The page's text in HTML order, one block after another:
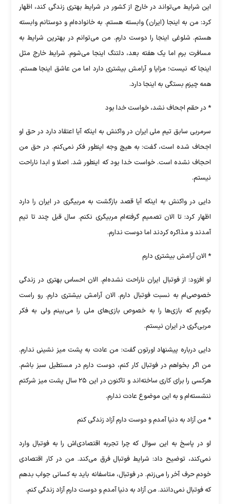
این شرایط می‌تواند در خارج از کشور در شرایط بهتری زندگی کند، اظهار
کرد: من به اینجا (ایران) وابسته هستم. به خانواده‌ام و دوستانم وابسته
هستم. شلوغی اینجا را دوست دارم. من می‌توانم در بهترین شرایط به
مسافرت برم اما یک هفته بعد، دلتنگ اینجا می‌شوم. شرایط خارج مثل
اینجا که نیست؛ مزایا و آرامش بیشتری دارد اما من عاشق اینجا هستم.
همه چیزم بستگی به اینجا دارد.
* در حقم اجحاف نشد، خواست خدا بود
سرمربی سابق تیم ملی ایران در واکنش به اینکه آیا اعتقاد دارد در حق او
اجحاف شده است، گفت: به هیچ وجه اینطور فکر نمی‌کنم. در حق من
احجاف نشده است. خواست خدا بود که اینطور شد. اصلا و ابدا ناراحت
نیستم.
دایی در واکنش به اینکه آیا قصد بازگشت به مربیگری در ایران را دارد
اظهار کرد: تا الان تصمیم گرفته‌ام مربیگری نکنم. سال قبل چند تا تیم
آمدند و مذاکره کردند اما دوست ندارم.
*‌ الان آرامش بیشتری دارم
او افزود: از فوتبال ایران ناراحت نشده‌ام. الان احساس بهتری در زندگی
خصوصی‌ام به نسبت فوتبال دارم. الان آرامش بیشتری دارم. رو راست
بگویم که بازی‌ها را به خصوص بازی‌های ملی را می‌بینم ولی به فکر
مربی‌گری در ایران نیستم.
دایی درباره پیشنهاد اورتون گفت: من عادت به پشت میز نشینی ندارم.
من اگر بخواهم در فوتبال کار کنم، دوست دارم در مستطیل سبز باشم.
هرکسی را برای کاری ساخته‌اند و تاکنون در این ۲۵ سال پشت میز شرکتم
ننشسته‌ام و به این موضوع عادت ندارم.
* من آزاد به دنیا آمدم و دوست دارم آزاد زندگی کنم
او در پاسخ به این سوال که چرا تجربه اقتصادی‌اش را به فوتبال وارد
نمی‌کند، توضیح داد: شرایط فوتبال فرق می‌کند. من در کار اقتصادی
خودم حرف آخر را می‌زنم. در فوتبال، متاسفانه باید به کسانی جواب بدهم
که فوتبال نمی‌دانند. من آزاد به دنیا آمدم و دوست دارم آزاد زندگی کنم.